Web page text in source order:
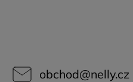
obchod@nelly.cz